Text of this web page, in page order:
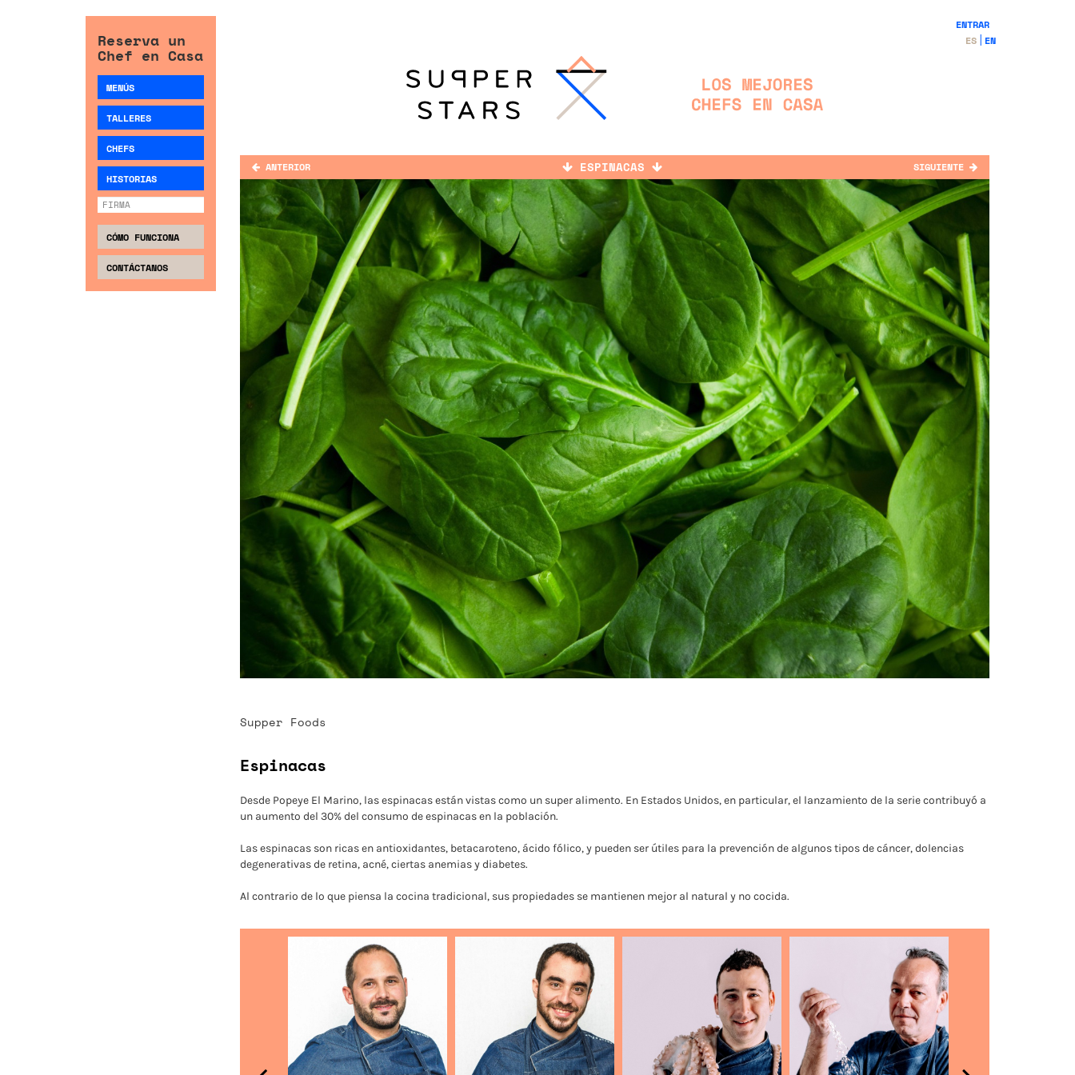
Reserva un
Chef en Casa
MENÚS
TALLERES
CHEFS
HISTORIAS
CÓMO FUNCIONA
CONTÁCTANOS
ENTRAR
ES
EN
ANTERIOR ESPINACAS SIGUIENTE
Supper Foods
Espinacas
Desde Popeye El Marino, las espinacas están vistas como un super alimento. En Estados Unidos, en particular, el lanzamiento de la serie contribuyó a
un aumento del 30% del consumo de espinacas en la población.
Las espinacas son ricas en antioxidantes, betacaroteno, ácido fólico, y pueden ser útiles para la prevención de algunos tipos de cáncer, dolencias
degenerativas de retina, acné, ciertas anemias y diabetes.
Al contrario de lo que piensa la cocina tradicional, sus propiedades se mantienen mejor al natural y no cocida.